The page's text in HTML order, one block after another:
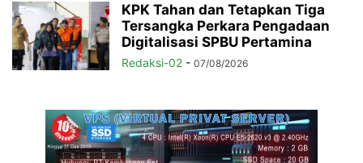
KPK Tahan dan Tetapkan Tiga
Tersangka Perkara Pengadaan
Digitalisasi SPBU Pertamina
Redaksi-02 - 07/08/2026